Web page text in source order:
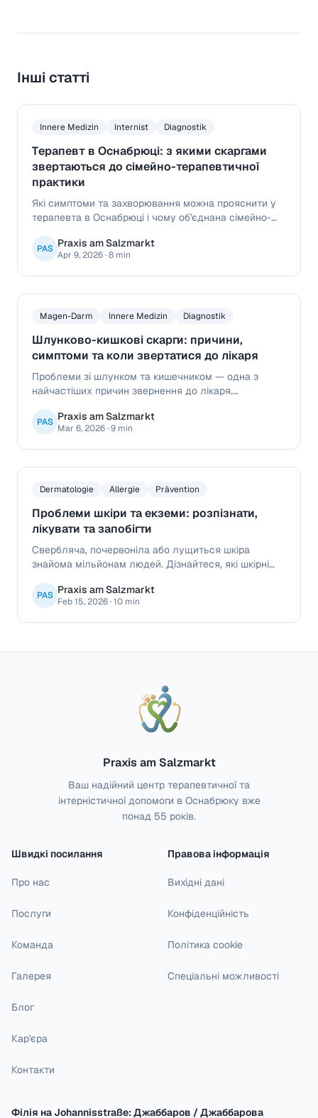
Інші статті
Innere Medizin Internist Diagnostik
Терапевт в Оснабрюці: з якими скаргами
звертаються до сімейно-терапевтичної
практики
Які симптоми та захворювання можна прояснити у
терапевта в Оснабрюці і чому об'єднана сімейно-
PAS Praxis am Salzmarkt
Apr 9, 2026·8 min
Magen-Darm Innere Medizin Diagnostik
Шлунково-кишкові скарги: причини,
симптоми та коли звертатися до лікаря
Проблеми зі шлунком та кишечником — одна з
найчастіших причин звернення до лікаря.
печією та порушеннями травлення і коли важлива
лікарська допомога.
PAS Praxis am Salzmarkt
Mar 6, 2026·9 min
Dermatologie Allergie Prävention
Проблеми шкіри та екземи: розпізнати,
лікувати та запобігти
Свербляча, почервоніла або лущиться шкіра
знайома мільйонам людей. Дізнайтеся, які шкірні
стоїть за екземами та як покращити здоров'я шкіри
надовго.
PAS Praxis am Salzmarkt
Feb 15, 2026·10 min
Praxis am Salzmarkt
Ваш надійний центр терапевтичної та
інтерністичної допомоги в Оснабрюку вже
понад 55 років.
Швидкі посилання
Про нас
Послуги
Команда
Галерея
Блог
Кар'єра
Контакти
Правова інформація
Вихідні дані
Конфіденційність
Політика cookie
Спеціальні можливості
Філія на Johannisstraße: Джаббаров / Джаббарова